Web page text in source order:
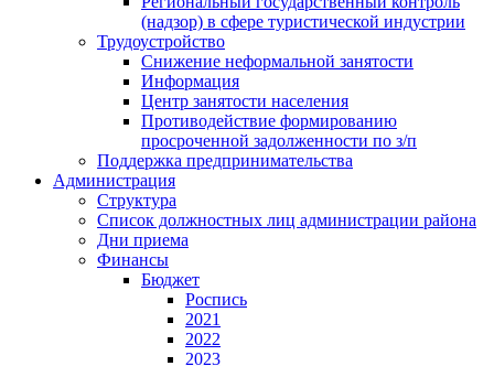
(надзор) в сфере туристической индустрии
Трудоустройство
Снижение неформальной занятости
Информация
Центр занятости населения
Противодействие формированию
просроченной задолженности по з/п
Поддержка предпринимательства
Администрация
Структура
Список должностных лиц администрации района
Дни приема
Финансы
Бюджет
Роспись
2021
2022
2023